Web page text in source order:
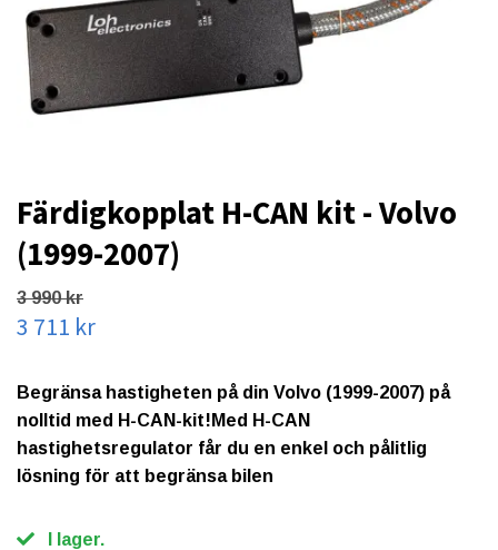
Färdigkopplat H-CAN kit - Volvo
(1999-2007)
3 990 kr
3 711 kr
Begränsa hastigheten på din Volvo (1999-2007) på
nolltid med H-CAN-kit!Med H-CAN
hastighetsregulator får du en enkel och pålitlig
lösning för att begränsa bilen
I lager.